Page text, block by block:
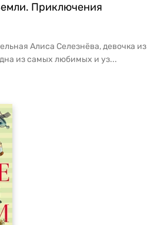
Приключения
Алиса Селезнёва, девочка из
из самых любимых и уз...